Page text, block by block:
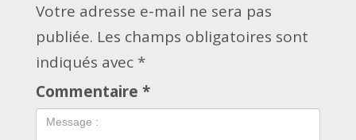
Votre adresse e-mail ne sera pas
publiée. Les champs obligatoires sont
indiqués avec *
Commentaire *